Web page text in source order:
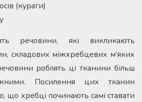
(кураги)
речовини, які викликають
складових міжхребцевих м’яких
роблять ці тканини більш
Посилення цих тканин
що хребці починають самі ставати